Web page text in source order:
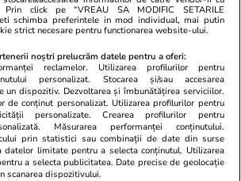
lumina când
Criza Dunării e
07 aug.
Prin click pe “VREAU SA MODIFIC SETARILE
schimba preferintele in mod individual, mai putin
strict necesare pentru functionarea website-ului.
noștri prelucrăm datele pentru a oferi:
reclamelor. Utilizarea profilurilor pentru
personalizat. Stocarea și/sau accesarea
un dispozitiv. Dezvoltarea și îmbunătățirea serviciilor.
de conținut personalizat. Utilizarea profilurilor pentru
personalizate. Crearea profilurilor pentru
Măsurarea performanței conținutului.
prin statistici sau combinații de date din surse
datelor limitate pentru a selecta conținutul. Utilizarea
a selecta publicitatea. Date precise de geolocație
scanarea dispozitivului.